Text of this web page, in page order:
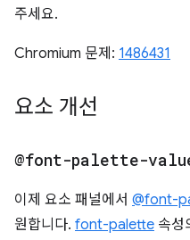
주세요.
Chromium 문제: 1486431
요소 개선
@font-palette-
이제 요소 패널에서 @font-
원합니다. font-palette 속성